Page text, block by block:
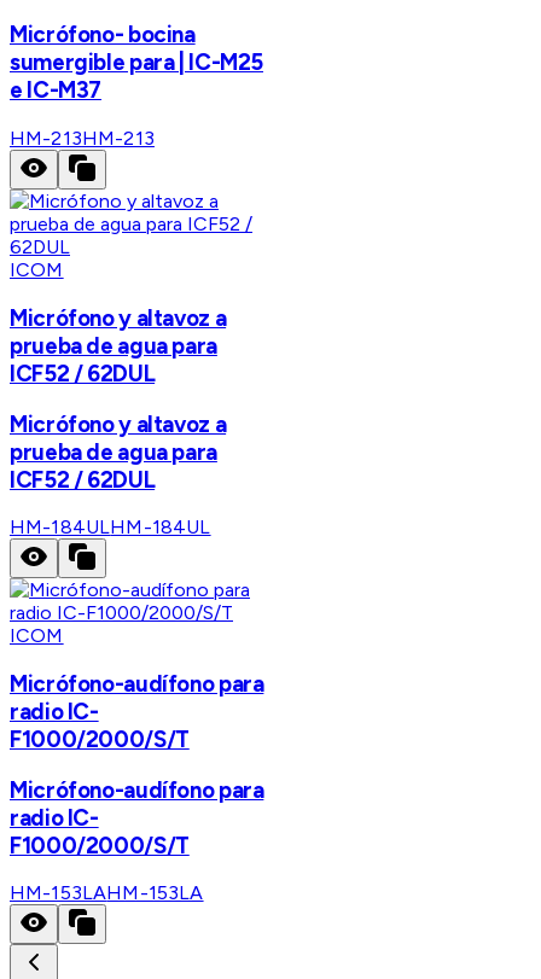
Micrófono- bocina
sumergible para | IC-M25
e IC-M37
HM-213HM-213
ICOM
Micrófono y altavoz a
prueba de agua para
ICF52 / 62DUL
Micrófono y altavoz a
prueba de agua para
ICF52 / 62DUL
HM-184ULHM-184UL
ICOM
Micrófono-audífono para
radio IC-
F1000/2000/S/T
Micrófono-audífono para
radio IC-
F1000/2000/S/T
HM-153LAHM-153LA